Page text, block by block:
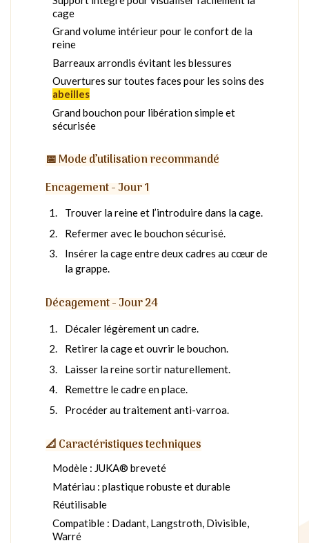
cage
Grand volume intérieur pour le confort de la
reine
Barreaux arrondis évitant les blessures
Ouvertures sur toutes faces pour les soins des
abeilles
Grand bouchon pour libération simple et
sécurisée
📅 Mode d’utilisation recommandé
Encagement - Jour 1
Trouver la reine et l’introduire dans la cage.
Refermer avec le bouchon sécurisé.
Insérer la cage entre deux cadres au cœur de
la grappe.
Décagement - Jour 24
Décaler légèrement un cadre.
Retirer la cage et ouvrir le bouchon.
Laisser la reine sortir naturellement.
Remettre le cadre en place.
Procéder au traitement anti-varroa.
📐 Caractéristiques techniques
Modèle : JUKA® breveté
Matériau : plastique robuste et durable
Réutilisable
Compatible : Dadant, Langstroth, Divisible,
Warré